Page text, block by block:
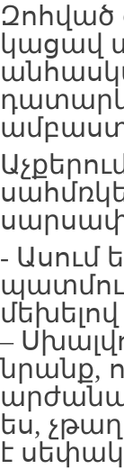
Զոհված
կացավ
- Ասում
–
նրանք,
ես,
է